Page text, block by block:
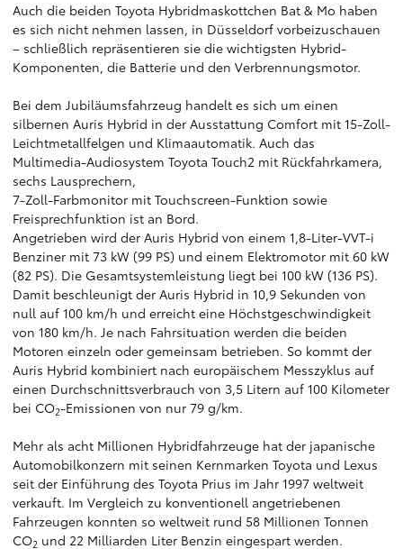
Auch die beiden Toyota Hybridmaskottchen Bat & Mo haben
es sich nicht nehmen lassen, in Düsseldorf vorbeizuschauen
– schließlich repräsentieren sie die wichtigsten Hybrid-
Komponenten, die Batterie und den Verbrennungsmotor.
Bei dem Jubiläumsfahrzeug handelt es sich um einen
silbernen Auris Hybrid in der Ausstattung Comfort mit 15-Zoll-
Leichtmetallfelgen und Klimaautomatik. Auch das
Multimedia-Audiosystem Toyota Touch2 mit Rückfahrkamera,
sechs Lausprechern,
7-Zoll-Farbmonitor mit Touchscreen-Funktion sowie
Freisprechfunktion ist an Bord.
Angetrieben wird der Auris Hybrid von einem 1,8-Liter-VVT-i
Benziner mit 73 kW (99 PS) und einem Elektromotor mit 60 kW
(82 PS). Die Gesamtsystemleistung liegt bei 100 kW (136 PS).
Damit beschleunigt der Auris Hybrid in 10,9 Sekunden von
null auf 100 km/h und erreicht eine Höchstgeschwindigkeit
von 180 km/h. Je nach Fahrsituation werden die beiden
Motoren einzeln oder gemeinsam betrieben. So kommt der
Auris Hybrid kombiniert nach europäischem Messzyklus auf
einen Durchschnittsverbrauch von 3,5 Litern auf 100 Kilometer
bei CO2-Emissionen von nur 79 g/km.
Mehr als acht Millionen Hybridfahrzeuge hat der japanische
Automobilkonzern mit seinen Kernmarken Toyota und Lexus
seit der Einführung des Toyota Prius im Jahr 1997 weltweit
verkauft. Im Vergleich zu konventionell angetriebenen
Fahrzeugen konnten so weltweit rund 58 Millionen Tonnen
CO2 und 22 Milliarden Liter Benzin eingespart werden.